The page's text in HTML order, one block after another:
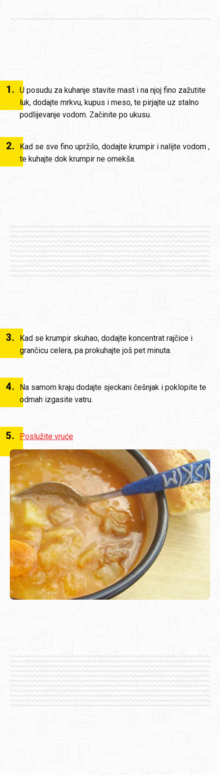
1. U posudu za kuhanje stavite mast i na njoj fino zažutite
luk, dodajte mrkvu, kupus i meso, te pirjajte uz stalno
podlijevanje vodom. Začinite po ukusu.
2.
Kad se sve fino upržilo, dodajte krumpir i nalijte vodom ,
te kuhajte dok krumpir ne omekša.
3.
Kad se krumpir skuhao, dodajte koncentrat rajčice i
grančicu celera, pa prokuhajte još pet minuta.
4.
Na samom kraju dodajte sjeckani češnjak i poklopite te
odmah izgasite vatru.
5. Poslužite vruće